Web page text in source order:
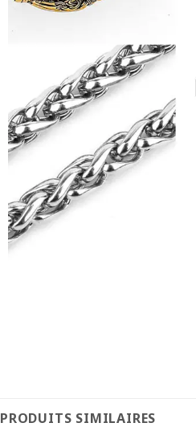
PRODUITS SIMILAIRES